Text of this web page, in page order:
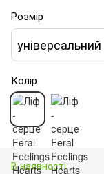
Розмір
універсальний
Колір
В наявності